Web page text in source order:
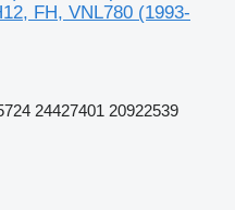
FH, VNL780 (1993-
24427401 20922539